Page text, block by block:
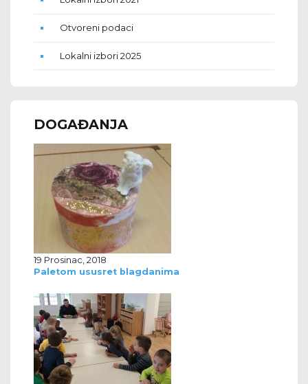
Otvoreni podaci
Lokalni izbori 2025
DOGAĐANJA
19 Prosinac, 2018
Paletom ususret blagdanima